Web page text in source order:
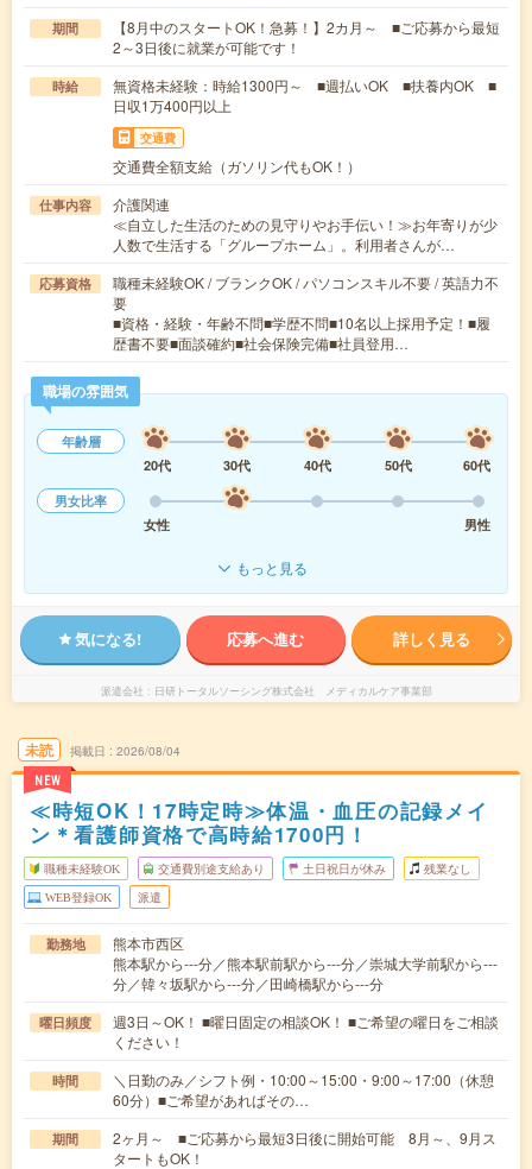
期間
【8月中のスタートOK！急募！】2カ月～ ■ご応募から最短
2～3日後に就業が可能です！
時給
無資格未経験：時給1300円～ ■週払いOK ■扶養内OK ■
日収1万400円以上
交通費
交通費全額支給（ガソリン代もOK！）
仕事内容
介護関連
≪自立した生活のための見守りやお手伝い！≫お年寄りが少
人数で生活する「グループホーム」。利用者さんが…
応募資格
職種未経験OK / ブランクOK / パソコンスキル不要 / 英語力不
要
■資格・経験・年齢不問■学歴不問■10名以上採用予定！■履
歴書不要■面談確約■社会保険完備■社員登用…
職場の雰囲気
年齢層
20代
30代 40代 50代
60代
男女比率
女性
男性
もっと見る
気になる! 応募へ進む 詳しく見る
派遣会社 日研トータルソーシング株式会社 メディカルケア事業部
未読
NEW
掲載日 2026/08/04
≪時短OK！17時定時≫体温・血圧の記録メイ
ン＊看護師資格で高時給1700円！
職種未経験OK 交通費別途支給あり 土日祝日が休み 残業なし
WEB登録OK 派遣
勤務地
熊本市西区
熊本駅から---分／熊本駅前駅から---分／崇城大学前駅から---
分／韓々坂駅から---分／田崎橋駅から---分
曜日頻度
週3日～OK！ ■曜日固定の相談OK！ ■ご希望の曜日をご相談
ください！
時間
＼日勤のみ／シフト例・10:00～15:00・9:00～17:00（休憩
60分）■ご希望があればその…
期間
2ヶ月～ ■ご応募から最短3日後に開始可能 8月～、9月ス
タートもOK！